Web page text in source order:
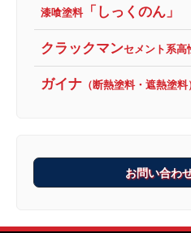
漆喰塗料「しっくのん」
クラックマンセメント系高
ガイナ （断熱塗料・遮熱塗料）
お問い合わ